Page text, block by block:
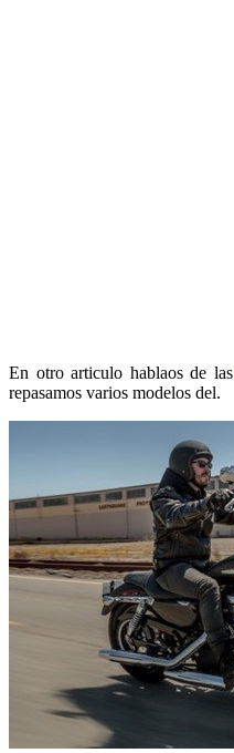
En otro articulo hablaos de las
repasamos varios modelos del.